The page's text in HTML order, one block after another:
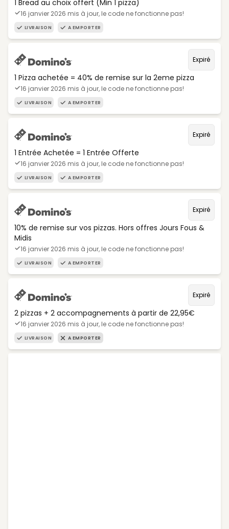
1 Bread au choix offert (Min 1 pizza)
16 janvier 2026 mis à jour, le code ne fonctionne pas!
LIVRAISON A EMPORTER
Expiré
1 Pizza achetée = 40% de remise sur la 2eme pizza
16 janvier 2026 mis à jour, le code ne fonctionne pas!
LIVRAISON A EMPORTER
Expiré
1 Entrée Achetée = 1 Entrée Offerte
16 janvier 2026 mis à jour, le code ne fonctionne pas!
LIVRAISON A EMPORTER
Expiré
10% de remise sur vos pizzas. Hors offres Jours Fous &
Midis
16 janvier 2026 mis à jour, le code ne fonctionne pas!
LIVRAISON A EMPORTER
Expiré
2 pizzas + 2 accompagnements à partir de 22,95€
16 janvier 2026 mis à jour, le code ne fonctionne pas!
LIVRAISON A EMPORTER